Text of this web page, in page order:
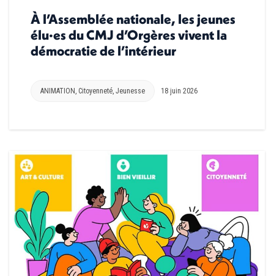
À l’Assemblée nationale, les jeunes
élu·es du CMJ d’Orgères vivent la
démocratie de l’intérieur
ANIMATION , Citoyenneté, Jeunesse 18 juin 2026